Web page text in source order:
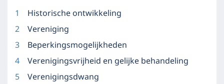
Historische ontwikkeling
Vereniging
Beperkingsmogelijkheden
Verenigingsvrijheid en gelijke behandeling
Verenigingsdwang